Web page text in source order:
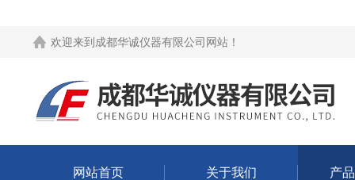
欢迎来到 成都华诚仪器有限公司网站 ！
网站首页 关于我们 产